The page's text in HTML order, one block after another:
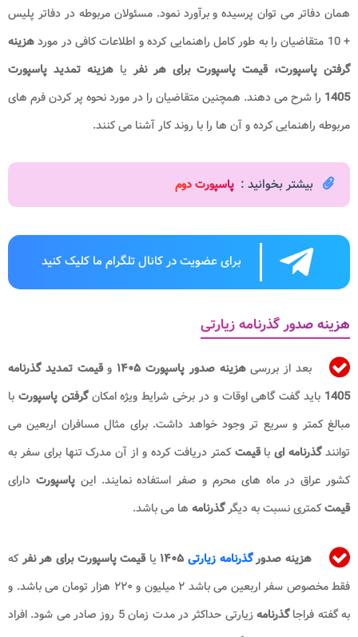
همان دفاتر می توان پرسیده و برآورد نمود. مسئولان مربوطه در دفاتر پلیس
+ 10 متقاضیان را به طور کامل راهنمایی کرده و اطلاعات کافی در مورد
هزینه
گرفتن پاسپورت​، قیمت پاسپورت برای هر نفر یا هزینه تمدید پاسپورت
1405 را شرح می دهند. همچنین متقاضیان را در مورد نحوه پر کردن فرم های
مربوطه راهنمایی کرده و آن ها را با روند کار آشنا می کنند.
بیشتر بخوانید : پاسپورت دوم
برای عضویت در کانال تلگرام ما کلیک کنید
هزینه صدور گذرنامه زیارتی
بعد از بررسیهزینه صدور پاسپورت ۱۴۰۵ وقیمت تمدید گذرنامه
1405 باید گفت گاهی اوقات و در برخی شرایط ویژه امکانگرفتن پاسپورت با
مبالغ کمتر و سریع تر وجود خواهد داشت. برای مثال مسافران اربعین می
توانندگذرنامه ایباقیمتکمتر دریافت کرده و از آن مدرک تنها برای سفر به
کشور عراق در ماه های محرم و صفر استفاده نمایند. اینپاسپورت دارای
قیمتکمتری نسبت به دیگرگذرنامه ها می باشد.
هزینه صدور گذرنامه زیارتی ۱۴۰۵ یا قیمت پاسپورت برای هر نفرکه
فقط مخصوص سفر اربعین می باشد ۲ میلیون و ۲۲۰ هزار تومان می باشد. و
به گفته فراجاگذرنامه
زیارتی حداکثر در مدت زمان 5 روز صادر می شود. افراد